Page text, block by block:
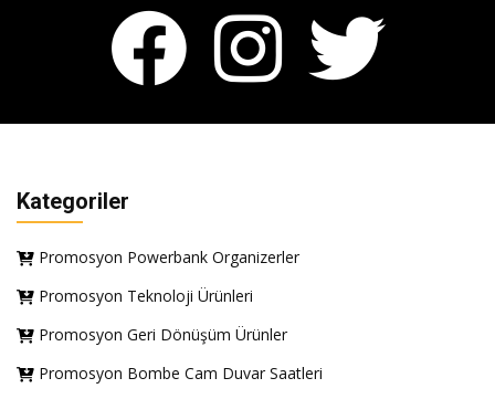
Kategoriler
Promosyon Powerbank Organizerler
Promosyon Teknoloji Ürünleri
Promosyon Geri Dönüşüm Ürünler
Promosyon Bombe Cam Duvar Saatleri